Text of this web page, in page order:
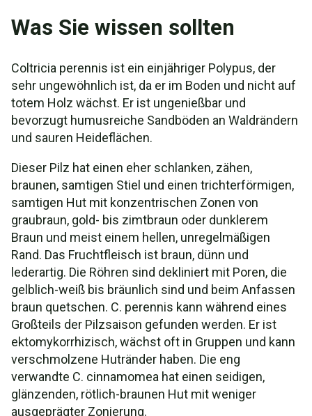
Was Sie wissen sollten
Coltricia perennis ist ein einjähriger Polypus, der
sehr ungewöhnlich ist, da er im Boden und nicht auf
totem Holz wächst. Er ist ungenießbar und
bevorzugt humusreiche Sandböden an Waldrändern
und sauren Heideflächen.
Dieser Pilz hat einen eher schlanken, zähen,
braunen, samtigen Stiel und einen trichterförmigen,
samtigen Hut mit konzentrischen Zonen von
graubraun, gold- bis zimtbraun oder dunklerem
Braun und meist einem hellen, unregelmäßigen
Rand. Das Fruchtfleisch ist braun, dünn und
lederartig. Die Röhren sind dekliniert mit Poren, die
gelblich-weiß bis bräunlich sind und beim Anfassen
braun quetschen. C. perennis kann während eines
Großteils der Pilzsaison gefunden werden. Er ist
ektomykorrhizisch, wächst oft in Gruppen und kann
verschmolzene Hutränder haben. Die eng
verwandte C. cinnamomea hat einen seidigen,
glänzenden, rötlich-braunen Hut mit weniger
ausgeprägter Zonierung.